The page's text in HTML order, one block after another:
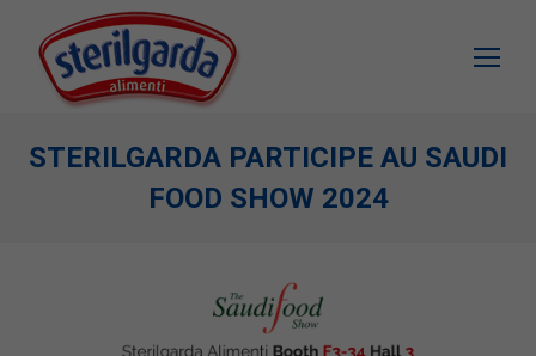
STERILGARDA PARTICIPE AU SAUDI
FOOD SHOW 2024